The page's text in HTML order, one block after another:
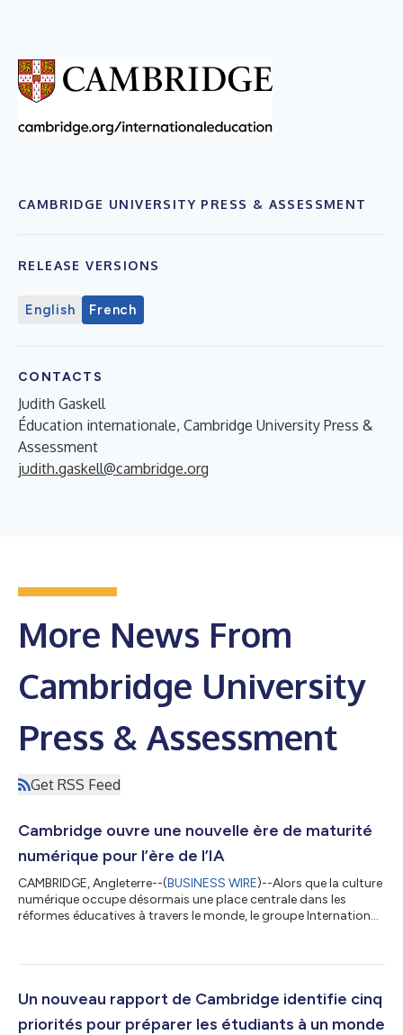
CAMBRIDGE UNIVERSITY PRESS & ASSESSMENT
RELEASE VERSIONS
English French
CONTACTS
Judith Gaskell
Éducation internationale, Cambridge University Press &
Assessment
judith.gaskell@cambridge.org
More News From
Cambridge University
Press & Assessment
Get RSS Feed
Cambridge ouvre une nouvelle ère de maturité
numérique pour l’ère de l’IA
CAMBRIDGE, Angleterre--(BUSINESS WIRE)--Alors que la culture
numérique occupe désormais une place centrale dans les
réformes éducatives à travers le monde, le groupe International
de ses programmes d’enseignement de la culture numérique
ce que signifie pour les jeunes s’épanouir dans un monde axé
sur l’IA. Conçus po...
Un nouveau rapport de Cambridge identifie cinq
priorités pour préparer les étudiants à un monde